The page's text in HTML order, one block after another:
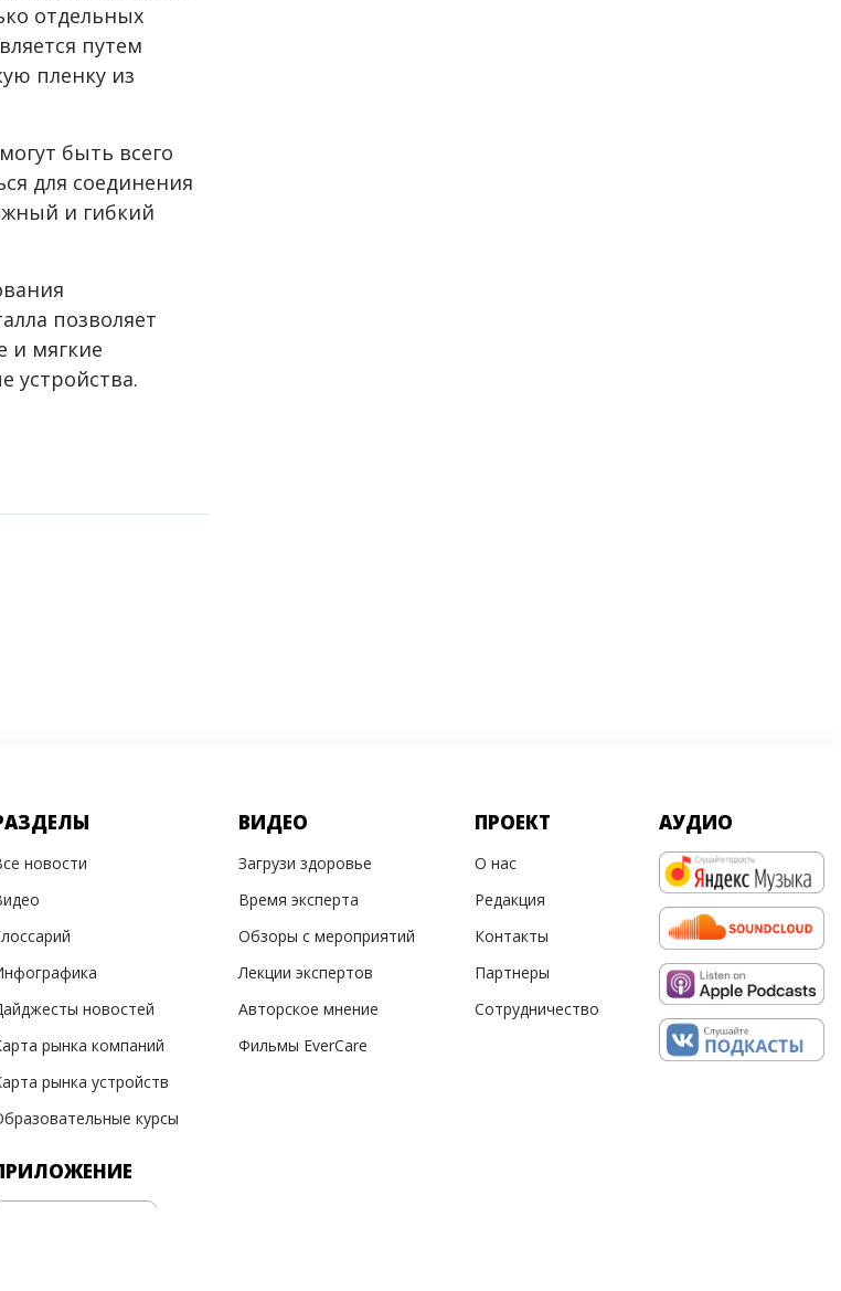
отдельных
путем
пленку из
быть всего
для соединения
и гибкий
позволяет
и мягкие
устройства.
новости
новостей
рынка компаний
рынка устройств
курсы
ВИДЕО
Загрузи здоровье
Время эксперта
Обзоры с мероприятий
Лекции экспертов
Авторское мнение
Фильмы EverCare
ПРОЕКТ
О нас
Редакция
Контакты
Партнеры
Сотрудничество
АУДИО